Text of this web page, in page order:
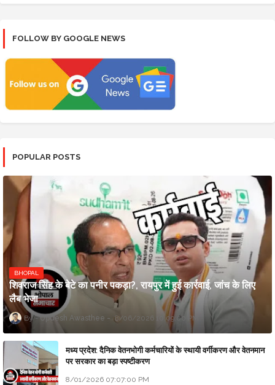
FOLLOW BY GOOGLE NEWS
POPULAR POSTS
BHOPAL
शिवराज सिंह के बेटे का पनीर पकड़ा?, रायपुर में हुई कार्रवाई, जांच के लिए
लैब भेजा
Updesh Awasthee 8/06/2026 10:09:00 PM
मध्य प्रदेश: दैनिक वेतनभोगी कर्मचारियों के स्थायी वर्गीकरण और वेतनमान
पर सरकार का बड़ा स्पष्टीकरण
8/01/2026 07:07:00 PM